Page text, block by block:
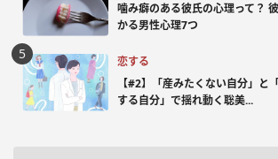
噛み癖のある彼氏の心理って？
かる男性心理7つ
恋する
【#2】「産みたくない自分」と
する自分」で揺れ動く聡美...